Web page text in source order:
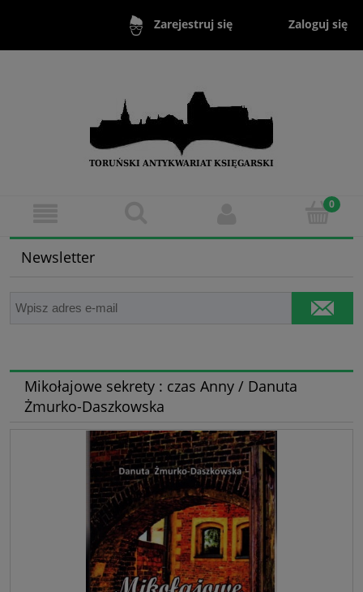
Zarejestruj się Zaloguj się
Newsletter
Mikołajowe sekrety : czas Anny / Danuta
Żmurko-Daszkowska